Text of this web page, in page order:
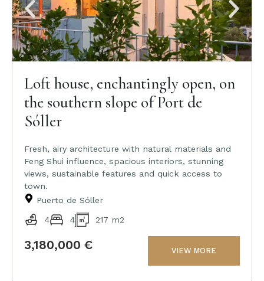
Loft house, enchantingly open, on
the southern slope of Port de
Sóller
Fresh, airy architecture with natural materials and
Feng Shui influence, spacious interiors, stunning
views, sustainable features and quick access to
town.
Puerto de Sóller
4 4 217 m2
3,180,000 € VIEW MORE